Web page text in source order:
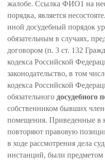
жалобе. Ссылка ФИО1 на
порядка, является
иной досудебный порядок
обязательным в случаях,
договором (п. 3 ст. 132
кодекса Российской
законодательство, в том
кодекса Российской
обязательного досудебного
собственником бывших
помещения. Приведенные в
повторяют правовую
в ходе рассмотрения дела
инстанций, были предметом